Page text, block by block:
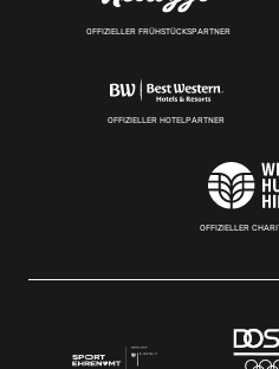
OFFIZIELLER FRÜHSTÜCKSPARTNER
OFFIZIELLER HOTELPARTNER
OFFIZIELLER